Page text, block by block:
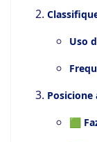
Uso
Posicione
🟩